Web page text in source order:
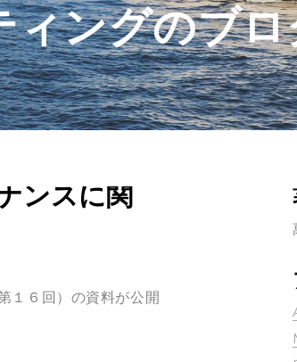
ィングのブロ
ンスに関
１６回）の資料が公開